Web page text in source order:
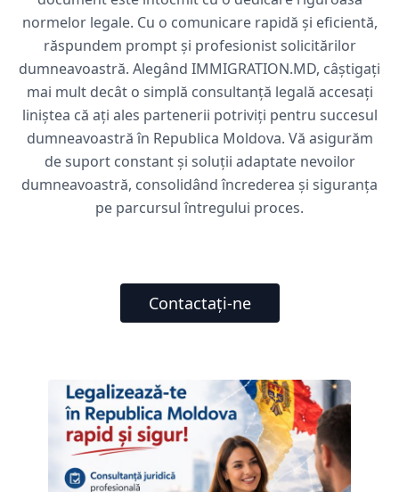
normelor legale. Cu o comunicare rapidă și eficientă,
răspundem prompt și profesionist solicitărilor
dumneavoastră. Alegând IMMIGRATION.MD, câștigați
mai mult decât o simplă consultanță legală accesați
liniștea că ați ales partenerii potriviți pentru succesul
dumneavoastră în Republica Moldova. Vă asigurăm
de suport constant și soluții adaptate nevoilor
dumneavoastră, consolidând încrederea și siguranța
pe parcursul întregului proces.
Contactați-ne